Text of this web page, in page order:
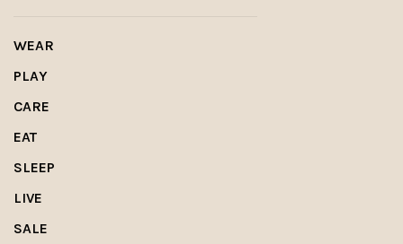
WEAR
PLAY
CARE
EAT
SLEEP
LIVE
SALE